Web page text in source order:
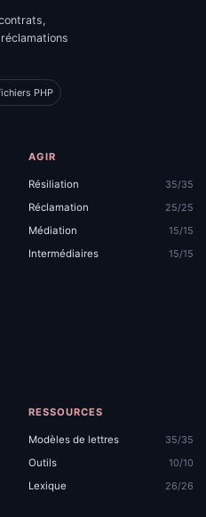
PHP
AGIR
Résiliation
35/35
Réclamation
25/25
Médiation
15/15
Intermédiaires
15/15
RESSOURCES
Modèles de lettres
35/35
Outils
10/10
Lexique
26/26